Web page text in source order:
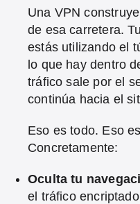
Una VPN
de esa carretera.
estás utilizando el
lo que hay dentro
tráfico sale por el
continúa hacia el
Eso es todo. Eso
Concretamente:
Oculta tu
el tráfico